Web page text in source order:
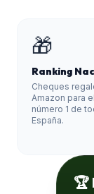
🏆
🎁
Ranking
Cheques
Amazon para
número 1 de
España.